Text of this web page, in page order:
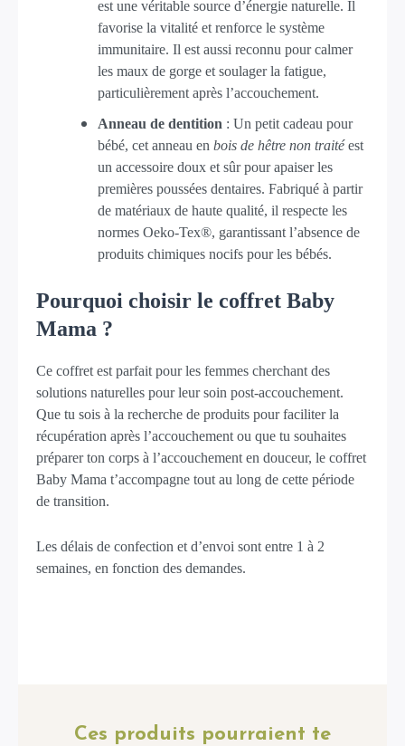
est une véritable source d’énergie naturelle. Il
favorise la vitalité et renforce le système
immunitaire. Il est aussi reconnu pour calmer
les maux de gorge et soulager la fatigue,
particulièrement après l’accouchement.
Anneau de dentition : Un petit cadeau pour
bébé, cet anneau en bois de hêtre non traitéest
un accessoire doux et sûr pour apaiser les
premières poussées dentaires. Fabriqué à partir
de matériaux de haute qualité, il respecte les
normes Oeko-Tex®, garantissant l’absence de
produits chimiques nocifs pour les bébés.
Pourquoi choisir le coffret Baby
Mama ?
Ce coffret est parfait pour les femmes cherchant des
solutions naturelles pour leur soin post-accouchement.
Que tu sois à la recherche de produits pour faciliter la
récupération après l’accouchement ou que tu souhaites
préparer ton corps à l’accouchement en douceur, le coffret
Baby Mama t’accompagne tout au long de cette période
de transition.
Les délais de confection et d’envoi sont entre 1 à 2
semaines, en fonction des demandes.
Ces produits pourraient te